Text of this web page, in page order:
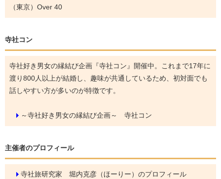
（東京）Over 40
寺社コン
寺社好き男女の縁結び企画『寺社コン』開催中。これまで17年に
渡り800人以上が結婚し、趣味が共通しているため、初対面でも
話しやすい方が多いのが特徴です。
～寺社好き男女の縁結び企画～ 寺社コン
主催者のプロフィール
寺社旅研究家 堀内克彦（ほーりー）のプロフィール